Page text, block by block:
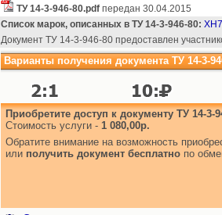
ТУ 14-3-946-80.pdf передан 30.04.2015
Список марок, описанных в ТУ 14-3-946-80:
Документ ТУ 14-3-946-80 предоставлен
Варианты получения документа ТУ 14-3-
Приобретите доступ к документу ТУ 14-3-
Стоимость услуги - 1 080,00р.
Обратите внимание на возможность
или получить документ бесплатно по